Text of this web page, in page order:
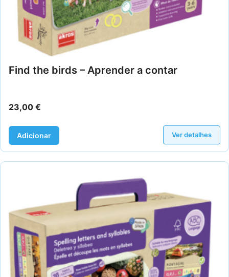
Find the birds – Aprender a contar
23,00 €
Adicionar Ver detalhes